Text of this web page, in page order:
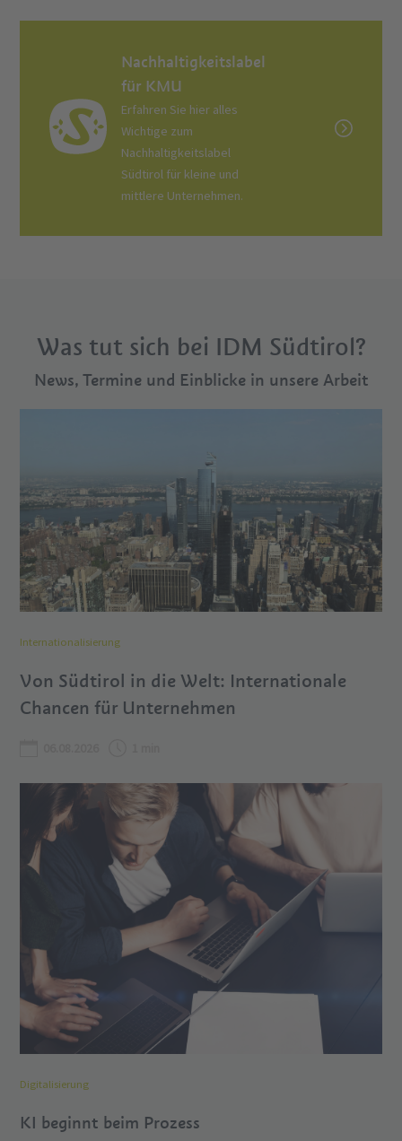
Nachhaltigkeitslabel
für KMU
Erfahren Sie hier alles
Wichtige zum
Nachhaltigkeitslabel
Südtirol für kleine und
mittlere Unternehmen.
Was tut sich bei IDM Südtirol?
News, Termine und Einblicke in unsere Arbeit
Internationalisierung
Von Südtirol in die Welt: Internationale
Chancen für Unternehmen
Digitalisierung
KI beginnt beim Prozess